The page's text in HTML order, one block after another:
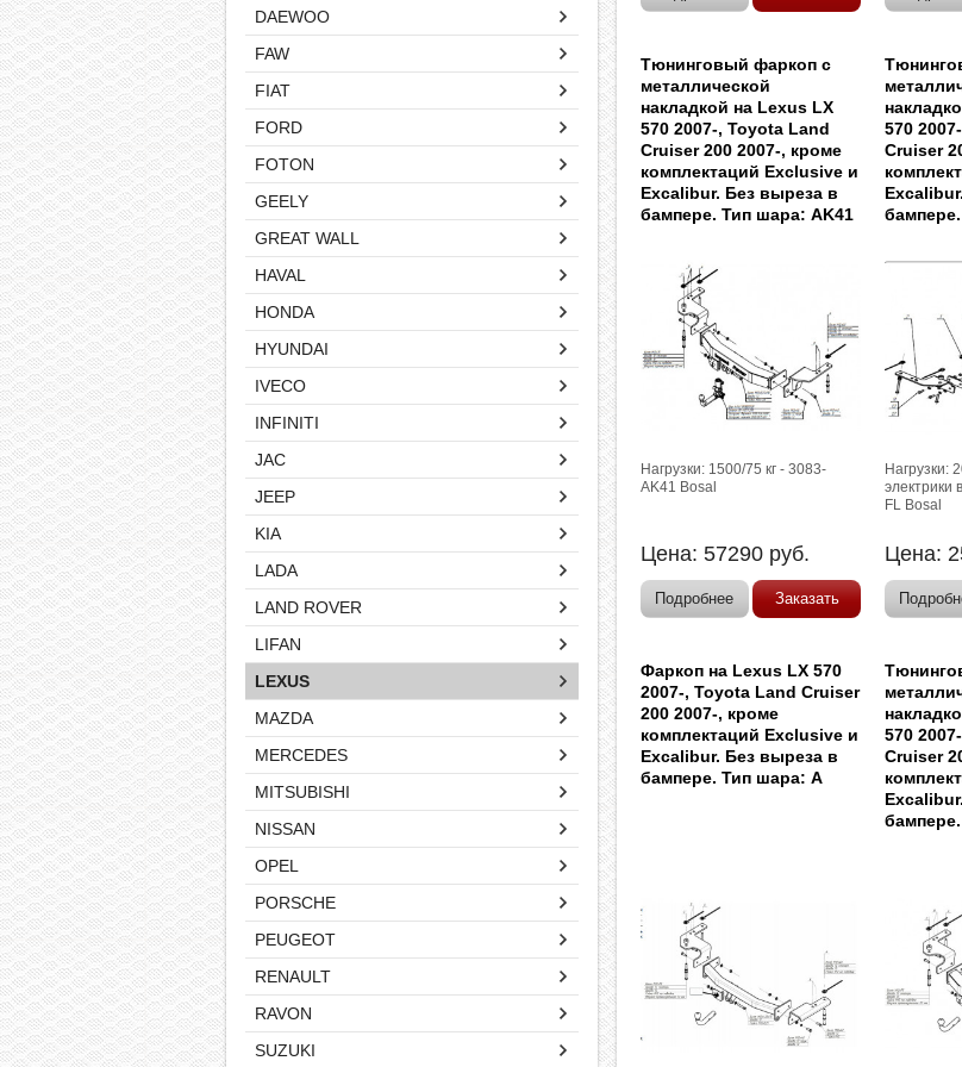
DAEWOO
FAW
FIAT
FORD
FOTON
GEELY
GREAT WALL
HAVAL
HONDA
HYUNDAI
IVECO
INFINITI
JAC
JEEP
KIA
LADA
LAND ROVER
LIFAN
LEXUS
MAZDA
MERCEDES
MITSUBISHI
NISSAN
OPEL
PORSCHE
PEUGEOT
RENAULT
RAVON
SUZUKI
Тюнинговый фаркоп с
металлической
накладкой на Lexus LX
570 2007-, Toyota Land
Cruiser 200 2007-, кроме
комплектаций Exclusive и
Excalibur. Без выреза в
бампере. Тип шара: AK41
Нагрузки: 1500/75 кг - 3083-
AK41 Bosal
Цена: 57290 руб.
Подробнее Заказать
570
Cruiser
Нагрузки:
электрики
FL Bosal
Цена:
Фаркоп на Lexus LX 570
2007-, Toyota Land Cruiser
200 2007-, кроме
комплектаций Exclusive и
Excalibur. Без выреза в
бампере. Тип шара: A
570
Cruiser